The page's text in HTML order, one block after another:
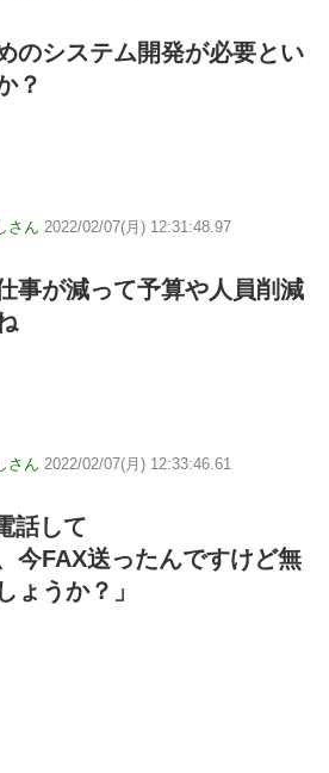
のシステム開発が必要とい
？
さん 2022/02/07(月) 12:31:48.97
事が減って予算や人員削減
さん 2022/02/07(月) 12:33:46.61
話して
今FAX送ったんですけど無
ょうか？」